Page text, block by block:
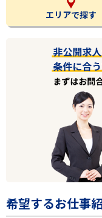
エリアで探す
希望するお仕事